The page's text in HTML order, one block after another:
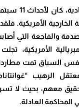
علاوة على
الخارجية الأمريكية.
والفاجعة التي أصابت
الأمريكية،
السياق تمت مطاردة
الرهيب
معهم، بحيث لا
المحاكمة العادلة.